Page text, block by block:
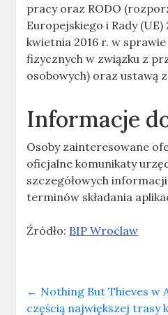
pracy oraz RODO
Europejskiego i Rady
kwietnia 2016 r. w
fizycznych w związku z
osobowych) oraz ustawą
Informacje
Osoby zainteresowane
oficjalne komunikaty
szczegółowych
terminów składania
Źródło: BIP Wroclaw
← Nothing But Thieves w
częścią największej